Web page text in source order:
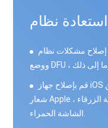
إصلاح مشكلات نظام iOS المختلفة مثل وضع الاسترداد ،
قم بإصلاح جهاز iOS الخاص بك إلى الوضع الطبيعي من
شعار Apple الأبيض ، الشاشة السوداء ، الشاشة الزرقاء ،
الشاشة الحمراء.